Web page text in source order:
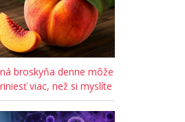
broskyňa denne môže
viac, než si myslíte